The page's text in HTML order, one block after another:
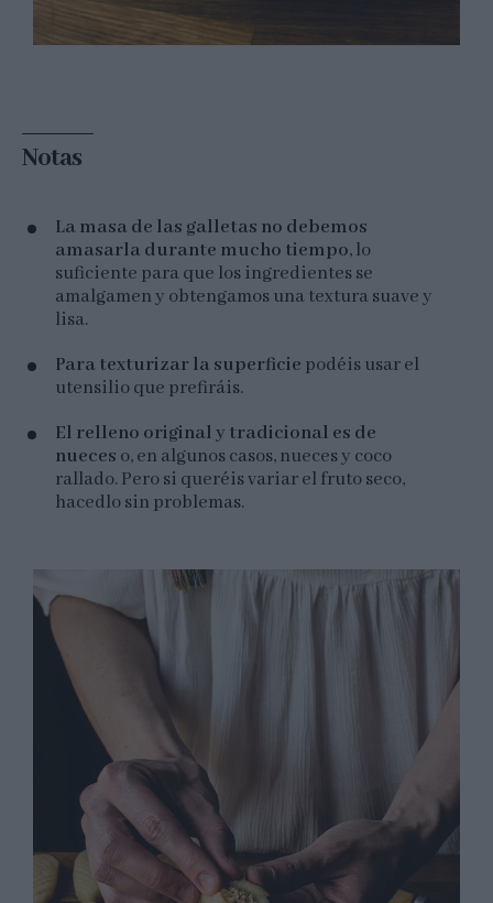
Notas
La masa de las galletas no debemos
amasarla durante mucho tiempo, lo
suficiente para que los ingredientes se
amalgamen y obtengamos una textura suave y
lisa.
Para texturizar la superficie podéis usar el
utensilio que prefiráis.
El relleno original y tradicional es de
nueces o, en algunos casos, nueces y coco
rallado. Pero si queréis variar el fruto seco,
hacedlo sin problemas.